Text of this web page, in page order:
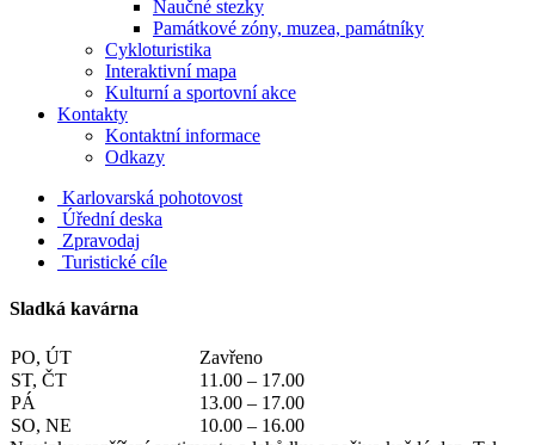
Naučné stezky
Památkové zóny, muzea, památníky
Cykloturistika
Interaktivní mapa
Kulturní a sportovní akce
Kontakty
Kontaktní informace
Odkazy
Karlovarská pohotovost
Úřední deska
Zpravodaj
Turistické cíle
Sladká kavárna
PO, ÚT
Zavřeno
ST, ČT
11.00 – 17.00
PÁ
13.00 – 17.00
SO, NE
10.00 – 16.00